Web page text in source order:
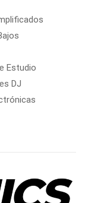
Estudio
DJ